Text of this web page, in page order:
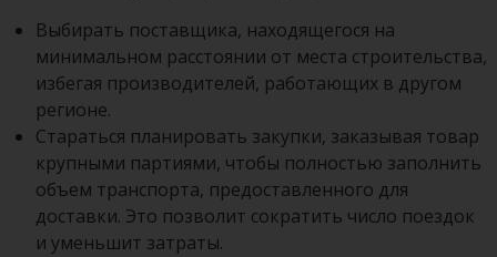
Выбирать поставщика, находящегося на
минимальном расстоянии от места строительства,
избегая производителей, работающих в другом
регионе.
Стараться планировать закупки, заказывая товар
крупными партиями, чтобы полностью заполнить
объем транспорта, предоставленного для
доставки. Это позволит сократить число поездок
и уменьшит затраты.